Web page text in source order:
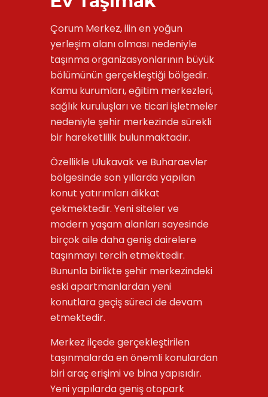
Çorum Merkez, ilin en yoğun
yerleşim alanı olması nedeniyle
taşınma organizasyonlarının büyük
bölümünün gerçekleştiği bölgedir.
Kamu kurumları, eğitim merkezleri,
sağlık kuruluşları ve ticari işletmeler
nedeniyle şehir merkezinde sürekli
bir hareketlilik bulunmaktadır.
Özellikle Ulukavak ve Buharaevler
bölgesinde son yıllarda yapılan
konut yatırımları dikkat
çekmektedir. Yeni siteler ve
modern yaşam alanları sayesinde
birçok aile daha geniş dairelere
taşınmayı tercih etmektedir.
Bununla birlikte şehir merkezindeki
eski apartmanlardan yeni
konutlara geçiş süreci de devam
etmektedir.
Merkez ilçede gerçekleştirilen
taşınmalarda en önemli konulardan
biri araç erişimi ve bina yapısıdır.
Yeni yapılarda geniş otopark